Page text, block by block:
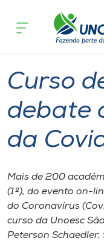
Cursos
Pesquisa
Atendimento ao
Portal de Ensino
A
acontece
Curso
debate
da
Mais de 200
(1º), do evento on-
do Coronavírus
curso da Unoesc
Peterson